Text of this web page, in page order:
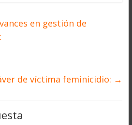
en gestión de
de víctima feminicidio: →